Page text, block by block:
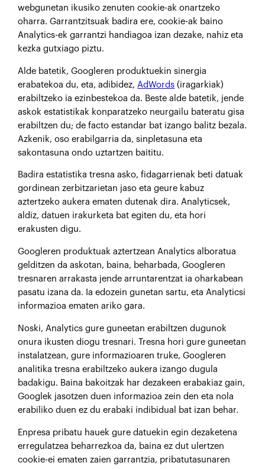
webgunetan ikusiko zenuten cookie-ak onartzeko
oharra. Garrantzitsuak badira ere, cookie-ak baino
Analytics-ek garrantzi handiagoa izan dezake, nahiz eta
kezka gutxiago piztu.
Alde batetik, Googleren produktuekin sinergia
erabatekoa du, eta, adibidez, AdWords (iragarkiak)
erabiltzeko ia ezinbestekoa da. Beste alde batetik, jende
askok estatistikak konparatzeko neurgailu bateratu gisa
erabiltzen du; de facto estandar bat izango balitz bezala.
Azkenik, oso erabilgarria da, sinpletasuna eta
sakontasuna ondo uztartzen baititu.
Badira estatistika tresna asko, fidagarrienak beti datuak
gordinean zerbitzarietan jaso eta geure kabuz
aztertzeko aukera ematen dutenak dira. Analyticsek,
aldiz, datuen irakurketa bat egiten du, eta hori
erakusten digu.
Googleren produktuak aztertzean Analytics alboratua
gelditzen da askotan, baina, beharbada, Googleren
tresnaren arrakasta jende arruntarentzat ia oharkabean
pasatu izana da. Ia edozein gunetan sartu, eta Analyticsi
informazioa ematen ariko gara.
Noski, Analytics gure guneetan erabiltzen dugunok
onura ikusten diogu tresnari. Tresna hori gure guneetan
instalatzean, gure informazioaren truke, Googleren
analitika tresna erabiltzeko aukera izango dugula
badakigu. Baina bakoitzak har dezakeen erabakiaz gain,
Googlek jasotzen duen informazioa zein den eta nola
erabiliko duen ez du erabaki indibidual bat izan behar.
Enpresa pribatu hauek gure datuekin egin dezaketena
erregulatzea beharrezkoa da, baina ez dut ulertzen
cookie-ei ematen zaien garrantzia, pribatutasunaren